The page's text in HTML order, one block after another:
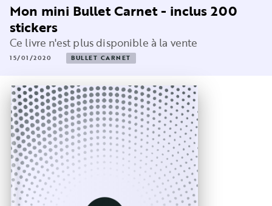
Mon mini Bullet Carnet - inclus 200
stickers
Ce livre n'est plus disponible à la vente
15/01/2020 BULLET CARNET